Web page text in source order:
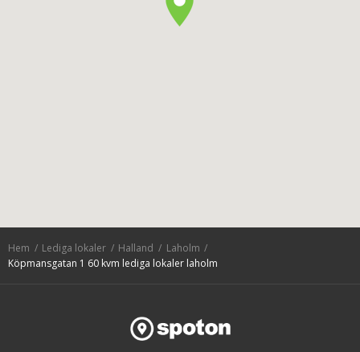
Hem Lediga lokaler Halland
Laholm
Köpmansgatan 1 60 kvm lediga lokaler laholm